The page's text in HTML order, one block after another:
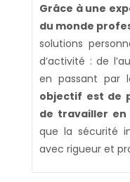
Grâce à une
du monde
solutions
d’activité : de
en passant par
objectif est de
de travailler
que la sécurité
avec rigueur et